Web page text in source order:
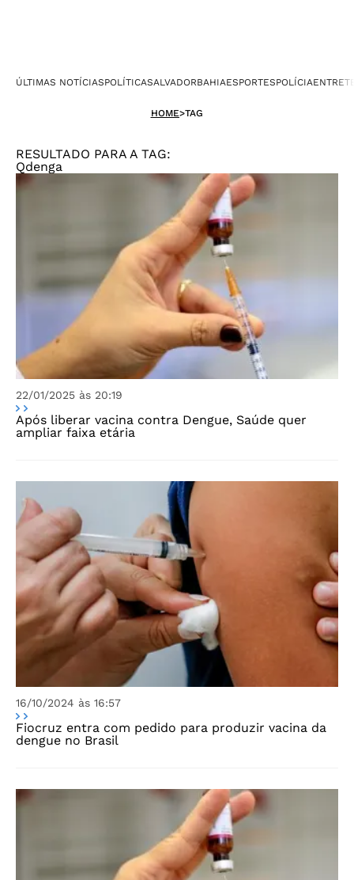
ÚLTIMAS NOTÍCIASPOLÍTICASALVADORBAHIAESPORTESPOLÍCIA
HOME>TAG
RESULTADO PARA A TAG:
Qdenga
22/01/2025 às 20:19
Após liberar vacina contra Dengue, Saúde quer
ampliar faixa etária
16/10/2024 às 16:57
Fiocruz entra com pedido para produzir vacina da
dengue no Brasil